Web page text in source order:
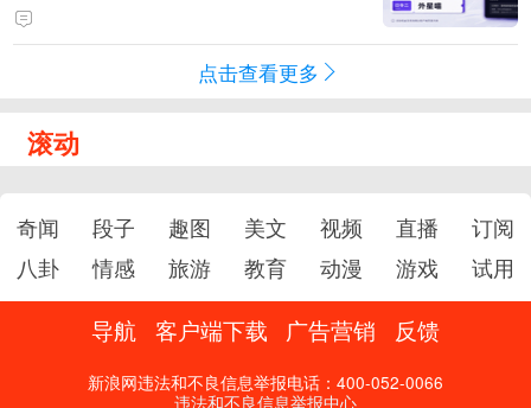
点击查看更多
滚动
奇闻 段子 趣图 美文 视频 直播
订阅
八卦
情感 旅游 教育 动漫 游戏 试用
导航 客户端下载 广告营销 反馈
新浪网违法和不良信息举报电话：400-052-0066
违法和不良信息举报中心